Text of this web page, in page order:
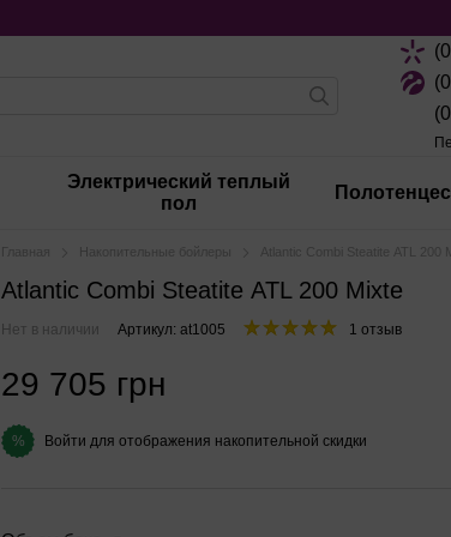
Электрический теплый
пол
Главная Накопительные бойлеры Atlantic Combi Steatitе ATL 200
Atlantic Combi Steatitе ATL 200 Mixte
Нет в наличии Артикул: at1005 1 отзыв
29 705 грн
% Войти для отображения накопительной скидки